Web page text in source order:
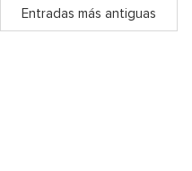
Entradas más antiguas